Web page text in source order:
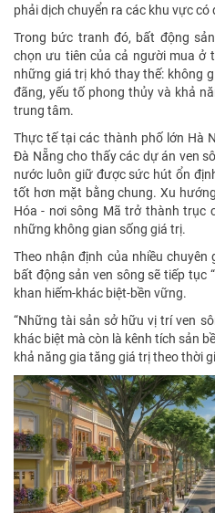
phải dịch chuyển ra các khu vực
Trong bức tranh đó, bất động
chọn ưu tiên của cả người mua ở
những giá trị khó thay thế: không
đãng, yếu tố phong thủy và khả
trung tâm.
Thực tế tại các thành phố lớn Hà
Đà Nẵng cho thấy các dự án ven
nước luôn giữ được sức hút ổn
tốt hơn mặt bằng chung. Xu
Hóa - nơi sông Mã trở thành trục
những không gian sống giá trị.
Theo nhận định của nhiều
bất động sản ven sông sẽ tiếp tục
khan hiếm-khác biệt-bền vững.
“Những tài sản sở hữu vị trí ven
khác biệt mà còn là kênh tích sản
khả năng gia tăng giá trị theo thời